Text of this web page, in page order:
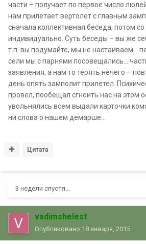
части – получает по первое число
нам прилетает вертолет с главным
сначала коллективная беседа, потом
индивидуально. Суть беседы – вы же
т.п. вы подумайте, мы не настаиваем…
сели мы с парнями посовещались…
заявления, а нам то терять нечего –
день опять замполит прилетел.
провел, пообещал сгноить нас на этом
увольнялись всем выдали карточки
ни слова о нашем демарше…
Цитата
3 недели спустя...
vadimshelest
Опубликовано 18 января, 2015